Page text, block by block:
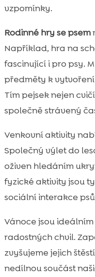
vzpomínky.
Rodinné hry se psem
Například, hra na
fascinující i pro psy.
předměty k
Tím pejsek nejen
společně strávený
Venkovní aktivity
Společný výlet do
oživen hledáním
fyzické aktivity jsou
sociální interakce
Vánoce jsou
radostných chvil.
zvyšujeme jejich
nedílnou součást